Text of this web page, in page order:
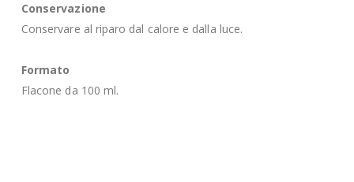
Conservazione
Conservare al riparo dal calore e dalla luce.
Formato
Flacone da 100 ml.